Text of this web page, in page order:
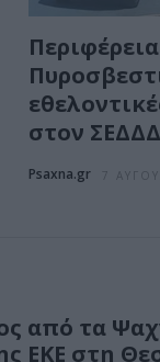
στον
Psaxna.gr 7
από τα
ΕΚΕ στη